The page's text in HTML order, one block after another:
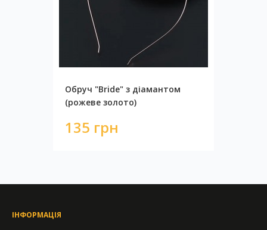
Обруч "Bride" з діамантом
(рожеве золото)
135 грн
ІНФОРМАЦІЯ